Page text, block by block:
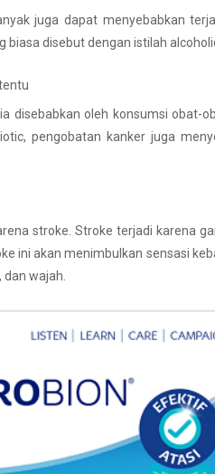
juga dapat menyebabkan
disebut dengan istilah
disebabkan oleh konsumsi
pengobatan kanker juga
stroke. Stroke terjadi karena
ini akan menimbulkan sensasi
dan wajah.